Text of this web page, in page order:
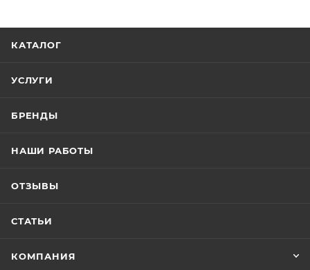
КАТАЛОГ
УСЛУГИ
БРЕНДЫ
НАШИ РАБОТЫ
ОТЗЫВЫ
СТАТЬИ
КОМПАНИЯ